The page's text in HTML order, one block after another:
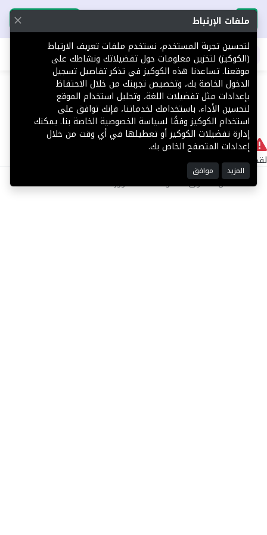
تحميل التطبيق تحميل التطبيق
اطلب عقارك
404 لا يوجد
لقد حدث خطأ داخلي أثناء معالجة طلبك.
©2025 كل الحقوق محفوظة منصة توور
ملفات الإرتباط
لتحسين تجربة المستخدم، نستخدم ملفات تعريف الارتباط
(الكوكيز) لتخزين معلومات حول تفضيلاتك ونشاطك على
موقعنا. تساعدنا هذه الكوكيز في تذكر تفاصيل تسجيل
الدخول الخاصة بك، وتخصيص تجربتك من خلال الاحتفاظ
بإعدادات مثل تفضيلات اللغة، وتحليل استخدام الموقع
لتحسين الأداء. باستخدامك لخدماتنا، فإنك توافق على
استخدام الكوكيز وفقًا لسياسة الخصوصية الخاصة بنا. يمكنك
إدارة تفضيلات الكوكيز أو تعطيلها في أي وقت من خلال
إعدادات المتصفح الخاص بك.
المزيد موافق